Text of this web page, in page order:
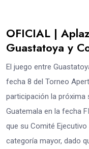
OFICIAL |
Guastatoya y
El juego entre
fecha 8 del Torneo
participación la próxima
Guatemala en la fecha
que su Comité
categoría mayor, dado